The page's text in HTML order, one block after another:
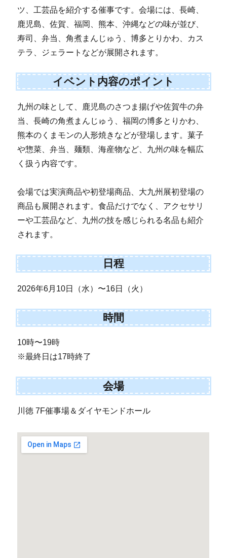
ツ、工芸品を紹介する催事です。会場には、長崎、
鹿児島、佐賀、福岡、熊本、沖縄などの味が並び、
寿司、弁当、角煮まんじゅう、博多とりかわ、カス
テラ、ジェラートなどが展開されます。
イベント内容のポイント
九州の味として、鹿児島のさつま揚げや佐賀牛の弁
当、長崎の角煮まんじゅう、福岡の博多とりかわ、
熊本のくまモンの人形焼きなどが登場します。菓子
や惣菜、弁当、麺類、海産物など、九州の味を幅広
く扱う内容です。
会場では実演商品や初登場商品、大九州展初登場の
商品も展開されます。食品だけでなく、アクセサリ
ーや工芸品など、九州の技を感じられる名品も紹介
されます。
日程
2026年6月10日（水）〜16日（火）
時間
10時〜19時
※最終日は17時終了
会場
川徳 7F催事場＆ダイヤモンドホール